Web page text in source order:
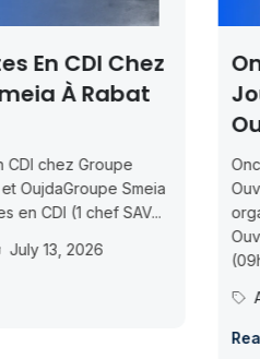
Oncorad Group —
Journées Portes
Oncorad Group — Journées Portes
Ouvertes à NadorOncorad Group
organise des Journées Portes
Ouvertes à Nador les 15-16 juillet
(09h-17h)...